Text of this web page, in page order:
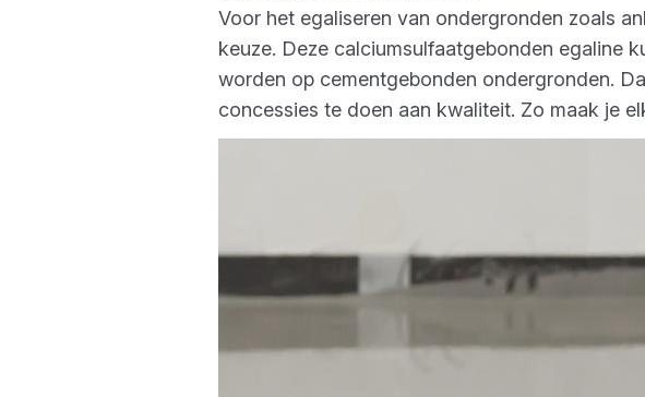
Voor het egaliseren van ondergronden zoals
keuze. Deze calciumsulfaatgebonden egaline
worden op cementgebonden ondergronden.
concessies te doen aan kwaliteit. Zo maak je